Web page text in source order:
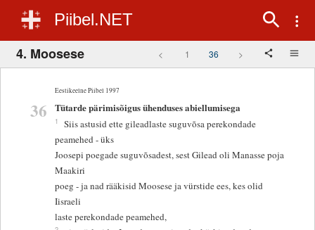
Piibel.NET
4. Moosese < 1 36 >
Eestikeelne Piibel 1997
36 Tütarde pärimisõigus ühenduses abiellumisega
1
Siis astusid ette gileadlaste suguvõsa perekondade
peamehed - üks
Joosepi poegade suguvõsadest, sest Gilead oli Manasse poja
Maakiri
poeg - ja nad rääkisid Moosese ja vürstide ees, kes olid
Iisraeli
laste perekondade peamehed,